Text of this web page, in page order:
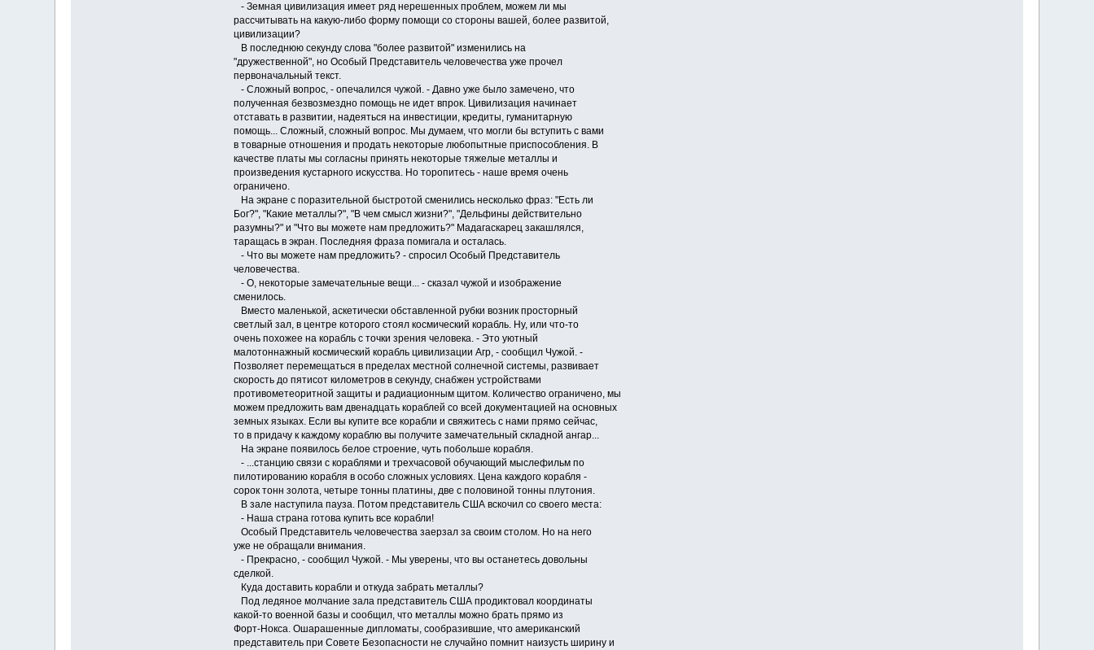
- Земная цивилизация имеет ряд нерешенных проблем, можем ли мы
рассчитывать на какую-либо форму помощи со стороны вашей, более развитой,
цивилизации?
В последнюю секунду слова "более развитой" изменились на
"дружественной", но Особый Представитель человечества уже прочел
первоначальный текст.
- Сложный вопрос, - опечалился чужой. - Давно уже было замечено, что
полученная безвозмездно помощь не идет впрок. Цивилизация начинает
отставать в развитии, надеяться на инвестиции, кредиты, гуманитарную
помощь... Сложный, сложный вопрос. Мы думаем, что могли бы вступить с вами
в товарные отношения и продать некоторые любопытные приспособления. В
качестве платы мы согласны принять некоторые тяжелые металлы и
произведения кустарного искусства. Но торопитесь - наше время очень
ограничено.
На экране с поразительной быстротой сменились несколько фраз: "Есть ли
Бог?", "Какие металлы?", "В чем смысл жизни?", "Дельфины действительно
разумны?" и "Что вы можете нам предложить?" Мадагаскарец закашлялся,
таращась в экран. Последняя фраза помигала и осталась.
- Что вы можете нам предложить? - спросил Особый Представитель
человечества.
- О, некоторые замечательные вещи... - сказал чужой и изображение
сменилось.
Вместо маленькой, аскетически обставленной рубки возник просторный
светлый зал, в центре которого стоял космический корабль. Ну, или что-то
очень похожее на корабль с точки зрения человека. - Это уютный
малотоннажный космический корабль цивилизации Агр, - сообщил Чужой. -
Позволяет перемещаться в пределах местной солнечной системы, развивает
скорость до пятисот километров в секунду, снабжен устройствами
противометеоритной защиты и радиационным щитом. Количество ограничено, мы
можем предложить вам двенадцать кораблей со всей документацией на основных
земных языках. Если вы купите все корабли и свяжитесь с нами прямо сейчас,
то в придачу к каждому кораблю вы получите замечательный складной ангар...
На экране появилось белое строение, чуть побольше корабля.
- ...станцию связи с кораблями и трехчасовой обучающий мыслефильм по
пилотированию корабля в особо сложных условиях. Цена каждого корабля -
сорок тонн золота, четыре тонны платины, две с половиной тонны плутония.
В зале наступила пауза. Потом представитель США вскочил со своего места:
- Наша страна готова купить все корабли!
Особый Представитель человечества заерзал за своим столом. Но на него
уже не обращали внимания.
- Прекрасно, - сообщил Чужой. - Мы уверены, что вы останетесь довольны
сделкой.
Куда доставить корабли и откуда забрать металлы?
Под ледяное молчание зала представитель США продиктовал координаты
какой-то военной базы и сообщил, что металлы можно брать прямо из
Форт-Нокса. Ошарашенные дипломаты, сообразившие, что американский
представитель при Совете Безопасности не случайно помнит наизусть ширину и